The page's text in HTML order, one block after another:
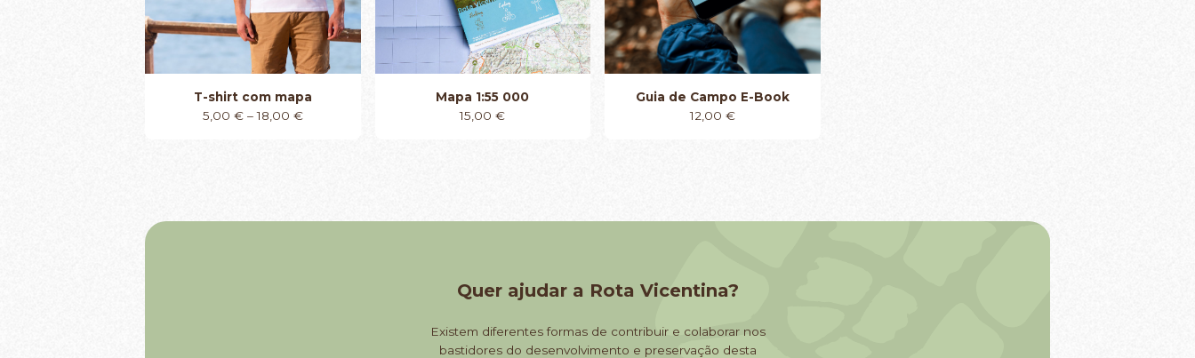
T-shirt com mapa
5,00 € – 18,00 €Price
Mapa 1:55 000
15,00€
Guia de Campo E-Book
12,00 €
Quer ajudar a Rota Vicentina?
Existem diferentes formas de contribuir e colaborar nos
bastidores do desenvolvimento e preservação desta